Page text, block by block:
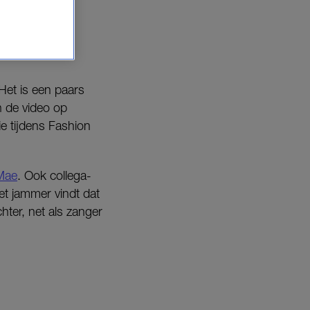
is een paars
de video op
tijdens Fashion
. Ook collega-
jammer vindt dat
net als zanger